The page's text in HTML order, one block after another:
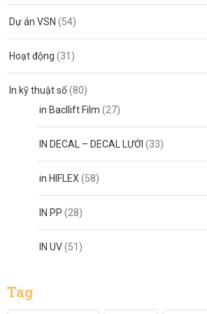
Dự án VSN (54)
Hoạt động (31)
In kỹ thuật số(80)
in Bacllift Film (27)
IN DECAL – DECAL LƯỚI (33)
in HIFLEX (58)
IN PP (28)
IN UV(51)
Tag